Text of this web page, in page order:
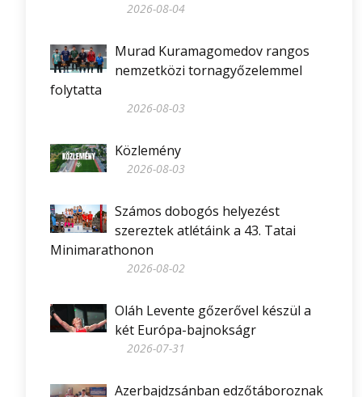
2026-08-04
Murad Kuramagomedov rangos
nemzetközi tornagyőzelemmel
folytatta
2026-08-03
Közlemény
2026-08-03
Számos dobogós helyezést
szereztek atlétáink a 43. Tatai
Minimarathonon
2026-08-02
Oláh Levente gőzerővel készül a
két Európa-bajnokságr
2026-07-31
Azerbajdzsánban edzőtáboroznak